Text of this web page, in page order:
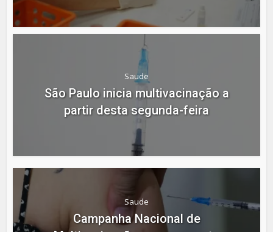
Saude
São Paulo inicia multivacinação a
partir desta segunda-feira
Saude
Campanha Nacional de